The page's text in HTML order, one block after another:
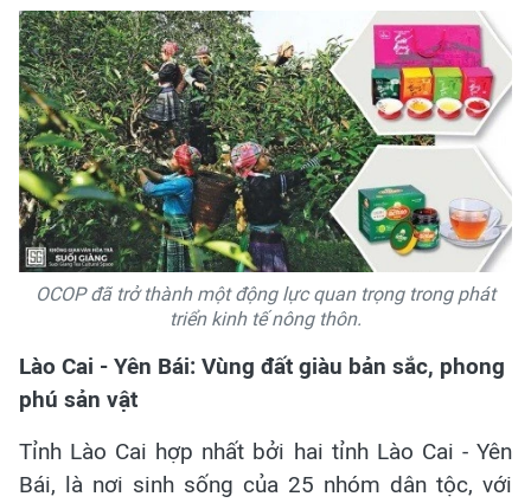
OCOP đã trở thành một động lực quan trọng trong phát
triển kinh tế nông thôn.
Lào Cai - Yên Bái: Vùng đất giàu bản sắc, phong
phú sản vật
Tỉnh Lào Cai hợp nhất bởi hai tỉnh Lào Cai - Yên
Bái, là nơi sinh sống của 25 nhóm dân tộc, với